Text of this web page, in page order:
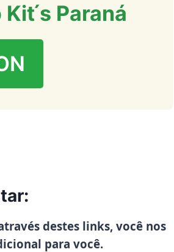
́s Paraná
destes links, você nos
para você.